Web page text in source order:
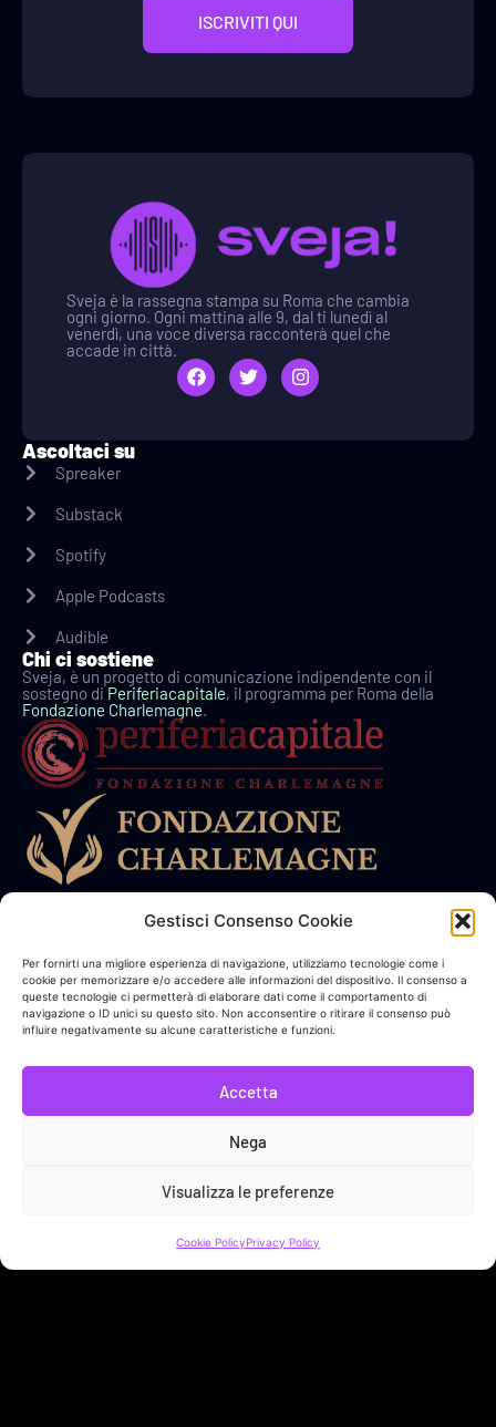
Gestisci Consenso Cookie
Per fornirti una migliore esperienza di navigazione, utilizziamo tecnologie come i
cookie per memorizzare e/o accedere alle informazioni del dispositivo. Il consenso a
queste tecnologie ci permetterà di elaborare dati come il comportamento di
navigazione o ID unici su questo sito. Non acconsentire o ritirare il consenso può
influire negativamente su alcune caratteristiche e funzioni.
Accetta
Nega
Visualizza le preferenze
Cookie PolicyPrivacy Policy
ISCRIVITI QUI
Sveja è la rassegna stampa su Roma che cambia
ogni giorno. Ogni mattina alle 9, dal ti lunedì al
venerdì, una voce diversa racconterà quel che
accade in città.
Ascoltaci su
Spreaker
Substack
Spotify
Apple Podcasts
Audible
Chi ci sostiene
Sveja, è un progetto di comunicazione indipendente con il
sostegno diPeriferiacapitale, il programma per Roma della
Fondazione Charlemagne
In collaborazione con
Link Utili
Sostieni Sveja!
Bacheca Donatore
Contatti